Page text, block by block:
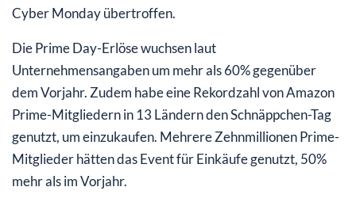
Cyber Monday übertroffen.
Die Prime Day-Erlöse wuchsen laut
Unternehmensangaben um mehr als 60% gegenüber
dem Vorjahr. Zudem habe eine Rekordzahl von Amazon
Prime-Mitgliedern in 13 Ländern den Schnäppchen-Tag
genutzt, um einzukaufen. Mehrere Zehnmillionen Prime-
Mitglieder hätten das Event für Einkäufe genutzt, 50%
mehr als im Vorjahr.